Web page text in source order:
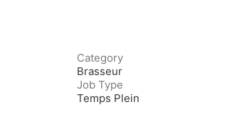
Category
Brasseur
Job Type
Temps Plein